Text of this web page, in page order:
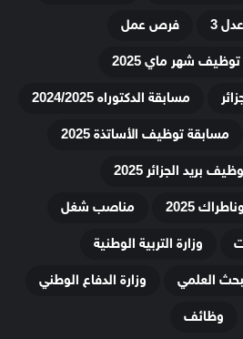
3
فرص عمل
شهر ماي 2025
مسابقة الدكتوراه 2024/2025
مسابقة توظيف الأساتذة 2025
بريد الجزائر 2025
2025
مناصب شغل
وزارة التربية الوطنية
العلمي
وزارة الدفاع الوطني
وظائف